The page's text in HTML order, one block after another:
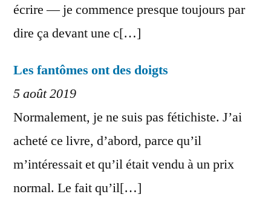
écrire — je commence presque toujours par
dire ça devant une c[…]
Les fantômes ont des doigts
5 août 2019
Normalement, je ne suis pas fétichiste. J’ai
acheté ce livre, d’abord, parce qu’il
m’intéressait et qu’il était vendu à un prix
normal. Le fait qu’il[…]